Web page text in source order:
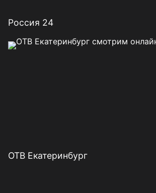
Россия 24
ОТВ Екатеринбург